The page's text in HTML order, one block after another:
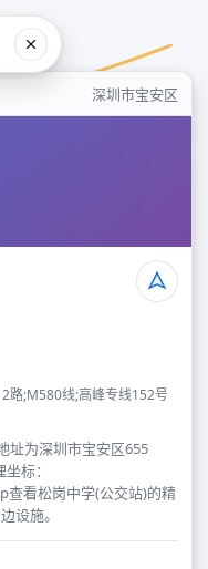
深圳市宝安区
路;M580线;高峰专线152号
址为深圳市宝安区655
标：
查看松岗中学(公交站)的精
设施。